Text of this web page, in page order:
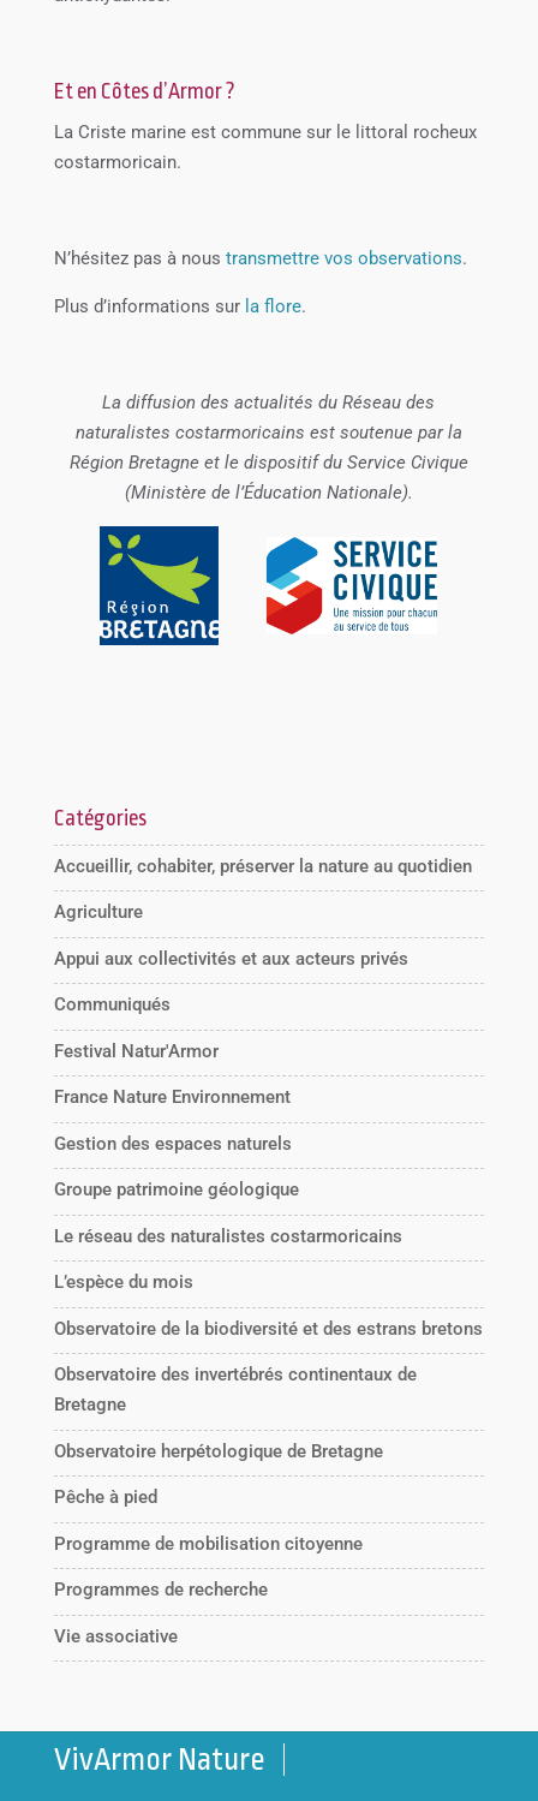
Et en Côtes d’Armor ?
La Criste marine est commune sur le littoral rocheux
costarmoricain.
N’hésitez pas à nous transmettre vos observations.
Plus d’informations sur la flore.
La diffusion des actualités du Réseau des
naturalistes costarmoricains est soutenue par la
Région Bretagne et le dispositif du Service Civique
(Ministère de l’Éducation Nationale).
Catégories
Accueillir, cohabiter, préserver la nature au quotidien
Agriculture
Appui aux collectivités et aux acteurs privés
Communiqués
Festival Natur'Armor
France Nature Environnement
Gestion des espaces naturels
Groupe patrimoine géologique
Le réseau des naturalistes costarmoricains
L’espèce du mois
Observatoire de la biodiversité et des estrans bretons
Observatoire des invertébrés continentaux de
Bretagne
Observatoire herpétologique de Bretagne
Pêche à pied
Programme de mobilisation citoyenne
Programmes de recherche
Vie associative
VivArmor Nature